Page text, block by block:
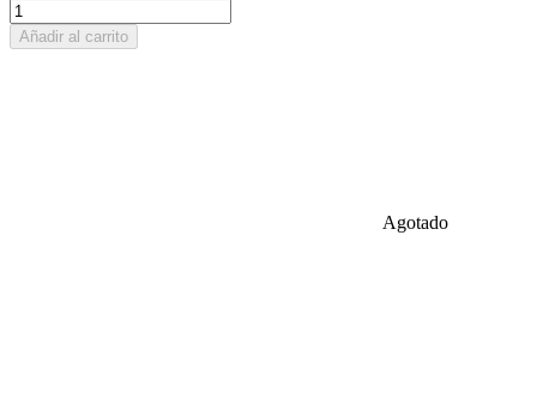
Añadir al carrito
Agotado